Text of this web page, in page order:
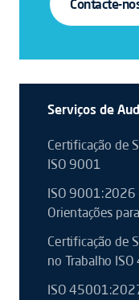
Contacte-
Serviços de
Certificação de
ISO 9001
ISO 9001:2026
Orientações
Certificação de
no Trabalho
ISO